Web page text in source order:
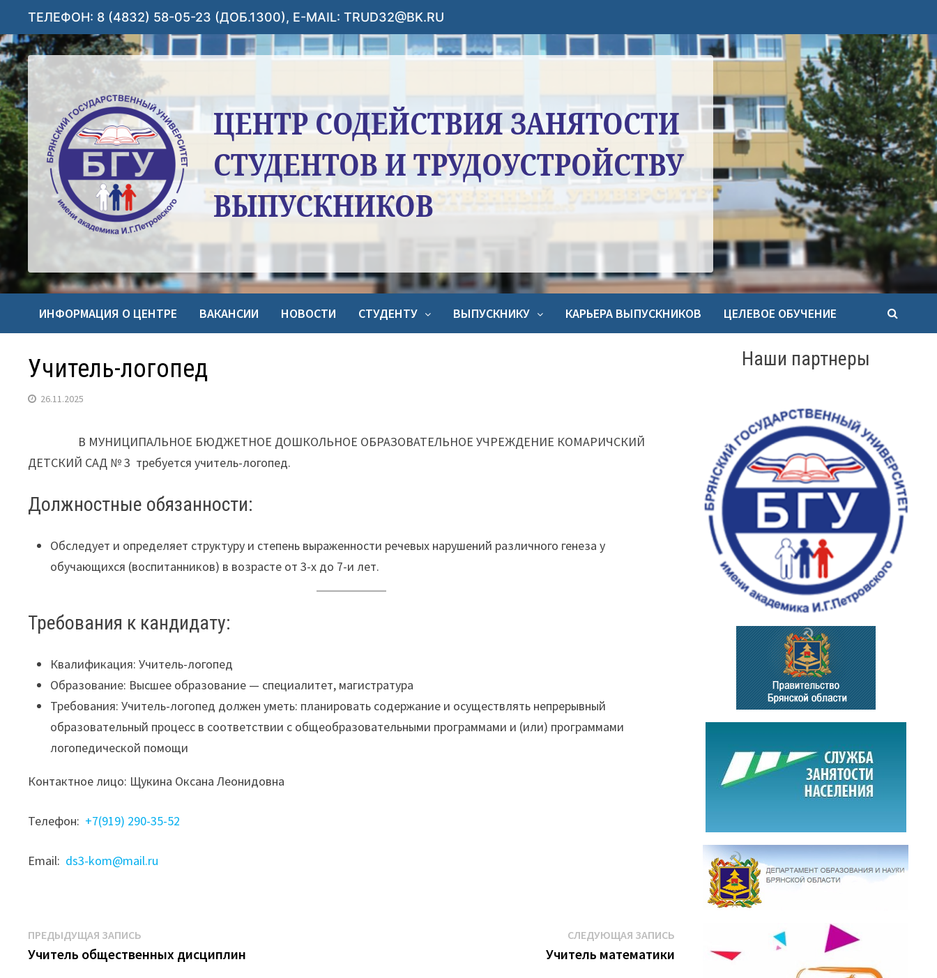
Перейти
содержимому
ТЕЛЕФОН: 8 (4832) 58-05-23 (ДОБ.1300), E-MAIL: TRUD32@BK.RU
ИНФОРМАЦИЯ О ЦЕНТРЕ ВАКАНСИИ НОВОСТИ СТУДЕНТУ ВЫПУСКНИКУ КАРЬЕРА ВЫПУСКНИКОВ ЦЕЛЕВОЕ ОБУЧЕНИЕ
Учитель-логопед
26.11.2025
В МУНИЦИПАЛЬНОЕ БЮДЖЕТНОЕ ДОШКОЛЬНОЕ ОБРАЗОВАТЕЛЬНОЕ УЧРЕЖДЕНИЕ КОМАРИЧСКИЙ
ДЕТСКИЙ САД № 3 требуется учитель-логопед.
Должностные обязанности:
Обследует и определяет структуру и степень выраженности речевых нарушений различного генеза у
обучающихся (воспитанников) в возрасте от 3-х до 7-и лет.
Требования к кандидату:
Квалификация: Учитель-логопед
Образование: Высшее образование — специалитет, магистратура
Требования: Учитель-логопед должен уметь: планировать содержание и осуществлять непрерывный
образовательный процесс в соответствии с общеобразовательными программами и (или) программами
логопедической помощи
Контактное лицо: Щукина Оксана Леонидовна
Телефон: +7(919) 290-35-52
Email: ds3-kom@mail.ru
Навигация
по
ПРЕДЫДУЩАЯ ЗАПИСЬ
запись:
Учитель общественных дисциплин
СЛЕДУЮЩАЯ ЗАПИСЬСледующая
запись:
Учитель математики
Наши партнеры